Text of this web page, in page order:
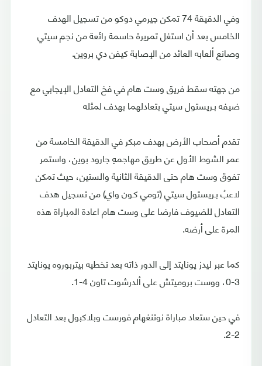
وفي الدقيقة 74 تمكن جيرمي دوكو من تسجيل الهدف
الخامس بعد أن استغل تمريرة حاسمة رائعة من نجم سيتي
وصانع ألعابه العائد من الإصابة كيفن دي بروين.
من جهته سقط فريق وست هام في فخ التعادل الإيجابي مع
ضيفه بـريستول سيتي بتعادلهما بهدف لمثله
تقدم أصحاب الأرض بهدف مبكر في الدقيقة الخامسة من
عمر الشوط الأول عن طريق مهاجمهِ جارود بوين، واستمر
تفوق وست هام حتى الدقيقة الثانية والستين، حيث تمكن
لاعبُ بـريستول سيتي (تومي كـون واي) من تسجيل هدف
التعادل للضيوف فارضا على وست هام اعادة المباراة هذه
المرة على أرضه.
كما عبر ليدز يونايتد إلى الدور ذاته بعد تخطيه بيتربوروه يونايتد
3-0، ووست بروميتش على ألدرشوت تاون 4-1.
في حين ستعاد مباراة نوتنغهام فورست وبلاكبول بعد التعادل
2-2.